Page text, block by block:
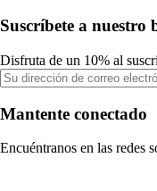
Suscríbete a nuestro
Disfruta de un 10% al
Mantente conectado
Encuéntranos en las redes